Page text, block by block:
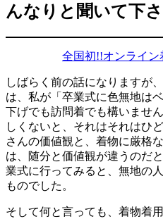
んなりと聞いて下さ
全国初!!オンライン
しばらく前の話になりますが
は、私が「卒業式に色無地は
下げでも訪問着でも構いませ
しくないと、それはそれはひ
さんの価値観と、着物に厳格
は、随分と価値観が違うのだ
業式に行ってみると、無地の
ものでした。
そして何と言っても、着物着